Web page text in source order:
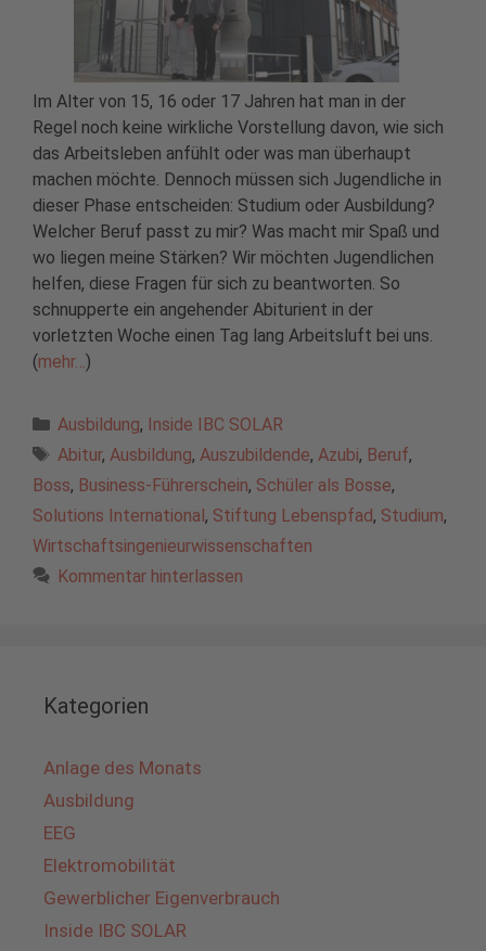
Im Alter von 15, 16 oder 17 Jahren hat man in der
Regel noch keine wirkliche Vorstellung davon, wie sich
das Arbeitsleben anfühlt oder was man überhaupt
machen möchte. Dennoch müssen sich Jugendliche in
dieser Phase entscheiden: Studium oder Ausbildung?
Welcher Beruf passt zu mir? Was macht mir Spaß und
wo liegen meine Stärken? Wir möchten Jugendlichen
helfen, diese Fragen für sich zu beantworten. So
schnupperte ein angehender Abiturient in der
vorletzten Woche einen Tag lang Arbeitsluft bei uns.
(mehr…)
Kategorien
Ausbildung, Inside IBC SOLAR
Schlagwörter
Abitur, Ausbildung, Auszubildende, Azubi, Beruf,
Boss, Business-Führerschein, Schüler als Bosse,
Solutions International , Stiftung Lebenspfad, Studium,
Wirtschaftsingenieurwissenschaften
Kommentar hinterlassen
Kategorien
Anlage des Monats
Ausbildung
EEG
Elektromobilität
Gewerblicher Eigenverbrauch
Inside IBC SOLAR